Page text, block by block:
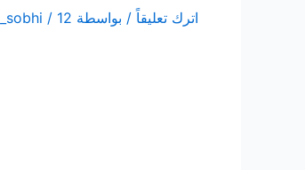
اترك تعليقاً / بواسطة / 12 يونيو، 2023